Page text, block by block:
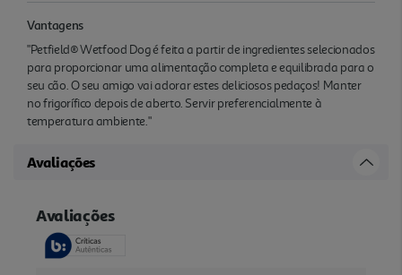
Vantagens
"Petfield® Wetfood Dog é feita a partir de ingredientes selecionados
para proporcionar uma alimentação completa e equilibrada para o
seu cão. O seu amigo vai adorar estes deliciosos pedaços! Manter
no frigorífico depois de aberto. Servir preferencialmente à
temperatura ambiente."
Avaliações